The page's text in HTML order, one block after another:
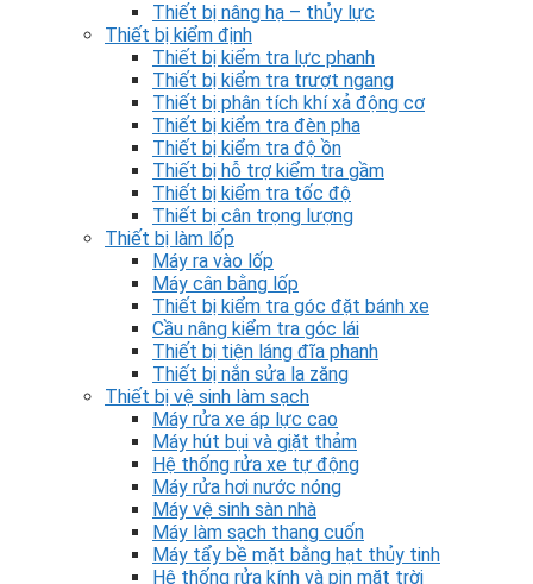
Thiết bị nâng hạ – thủy lực
Thiết bị kiểm định
Thiết bị kiểm tra lực phanh
Thiết bị kiểm tra trượt ngang
Thiết bị phân tích khí xả động cơ
Thiết bị kiểm tra đèn pha
Thiết bị kiểm tra độ ồn
Thiết bị hỗ trợ kiểm tra gầm
Thiết bị kiểm tra tốc độ
Thiết bị cân trọng lượng
Thiết bị làm lốp
Máy ra vào lốp
Máy cân bằng lốp
Thiết bị kiểm tra góc đặt bánh xe
Cầu nâng kiểm tra góc lái
Thiết bị tiện láng đĩa phanh
Thiết bị nắn sửa la zăng
Thiết bị vệ sinh làm sạch
Máy rửa xe áp lực cao
Máy hút bụi và giặt thảm
Hệ thống rửa xe tự động
Máy rửa hơi nước nóng
Máy vệ sinh sàn nhà
Máy làm sạch thang cuốn
Máy tẩy bề mặt bằng hạt thủy tinh
Hệ thống rửa kính và pin mặt trời